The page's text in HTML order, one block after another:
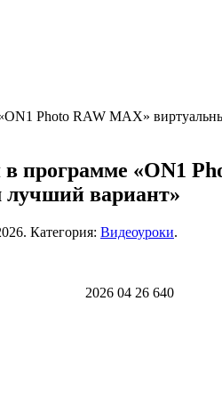
Photo RAW MAX»
в программе «ON1
лучший вариант»
. Категория: Видеоуроки.